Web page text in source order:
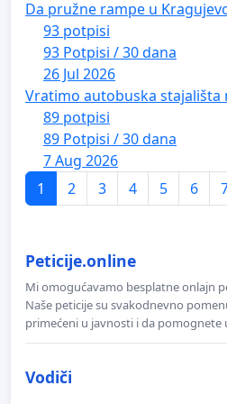
Da pružne rampe u
93 potpisi
93 Potpisi / 30 dana
26 Jul 2026
Vratimo autobuska stajališta
89 potpisi
89 Potpisi / 30 dana
7 Aug 2026
1
2 3 4 5 6
Peticije.online
Mi omogućavamo besplatne onlajn
Naše peticije su svakodnevno
primećeni u javnosti i da pomognete
Vodiči